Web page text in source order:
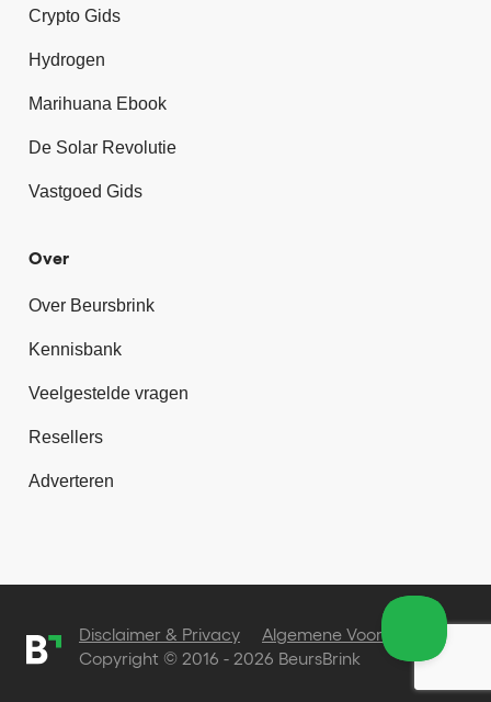
Crypto Gids
Hydrogen
Marihuana Ebook
De Solar Revolutie
Vastgoed Gids
Over
Over Beursbrink
Kennisbank
Veelgestelde vragen
Resellers
Adverteren
Copyright © 2016 - 2026 BeursBrink
Disclaimer & Privacy Algemene Voorwaarden